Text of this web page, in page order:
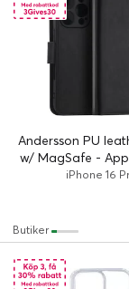
Andersson PU
w/ MagSafe -
16 Pro
iPhone 16
Butiker